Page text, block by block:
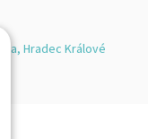
Hradec Králové